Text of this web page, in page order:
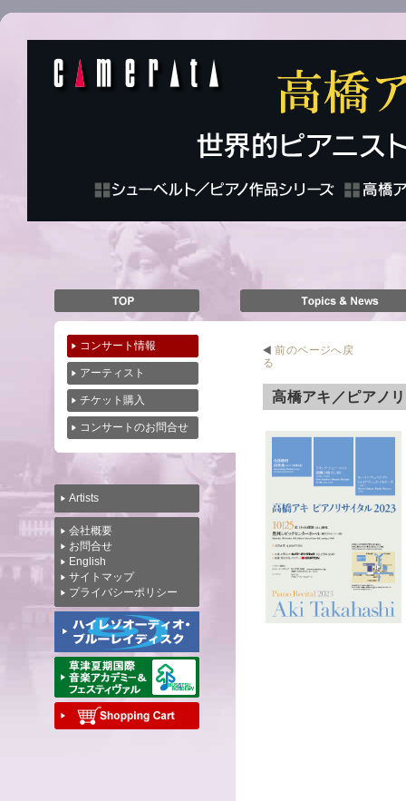
コンサート情報
アーティスト
チケット購入
コンサートのお問合せ
Artists
会社概要
お問合せ
English
サイトマップ
プライバシーポリシー
前のページへ戻
る
高橋アキ／ピアノ